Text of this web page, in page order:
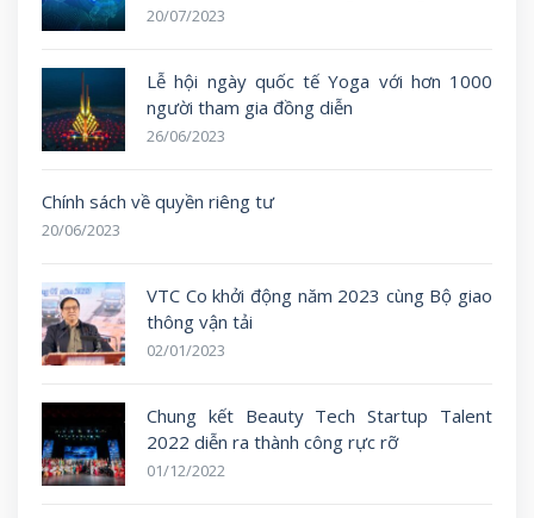
20/07/2023
Lễ hội ngày quốc tế Yoga với hơn 1000
người tham gia đồng diễn
26/06/2023
Chính sách về quyền riêng tư
20/06/2023
VTC Co khởi động năm 2023 cùng Bộ giao
thông vận tải
02/01/2023
Chung kết Beauty Tech Startup Talent
2022 diễn ra thành công rực rỡ
01/12/2022